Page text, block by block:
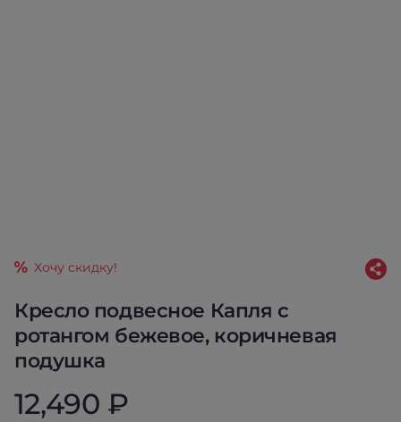
Кресло подвесное Капля с
ротангом бежевое, коричневая
подушка
Хочу скидку!
12,490 ₽